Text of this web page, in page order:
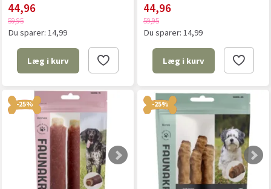
44,96
59,95
Du sparer: 14,99
Læg i kurv
44,96
59,95
Du sparer: 14,99
Læg i kurv
-25% -25%